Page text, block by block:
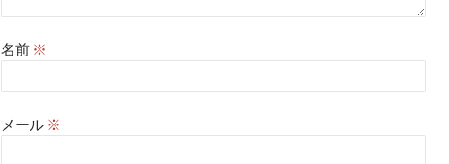
名前 ※
メール ※